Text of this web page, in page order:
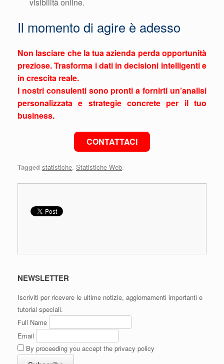
Il momento di agire è adesso
Non lasciare che la tua azienda perda opportunità
preziose. Trasforma i dati in decisioni intelligenti e
in crescita reale.
I nostri consulenti sono pronti a fornirti un’analisi
personalizzata e strategie concrete per il tuo
business.
CONTATTACI
Tagged statistiche, Statistiche Web.
NEWSLETTER
Iscriviti per ricevere le ultime notizie, aggiornamenti importanti e
tutorial speciali.
Full Name
Email
By proceeding you accept the privacy policy